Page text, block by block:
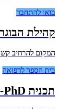
בואו להתחבר
קהילת
המקום להרחיב
בית הספר לרפואה
תכנית MD-PhD